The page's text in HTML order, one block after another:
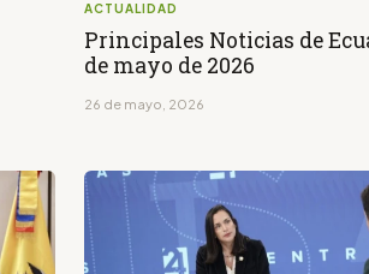
ACTUALIDAD
Principales Noticias de
de mayo de 2026
26 de mayo, 2026